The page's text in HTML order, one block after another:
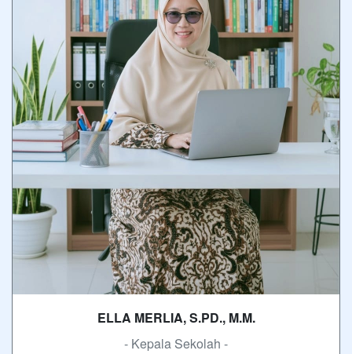
ELLA MERLIA, S.PD., M.M.
- Kepala Sekolah -